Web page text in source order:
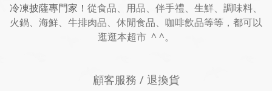
冷凍披薩專門家！ 從食品、用品、伴手禮、生鮮、調味料、
火鍋、海鮮、牛排肉品、休閒食品、咖啡飲品等等，都可以
逛逛本超市 ^ ^。
顧客服務 / 退換貨